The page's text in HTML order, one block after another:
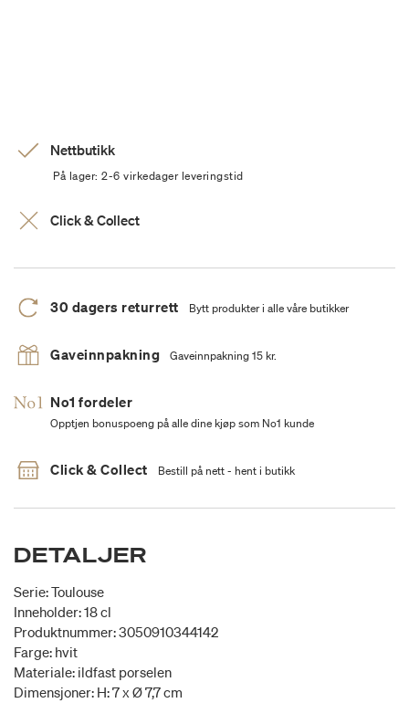
Nettbutikk
På lager: 2-6 virkedager leveringstid
Click & Collect
30 dagers returrett Bytt produkter i alle våre butikker
Gaveinnpakning Gaveinnpakning 15 kr.
No1 fordeler
Opptjen bonuspoeng på alle dine kjøp som No1 kunde
Click & Collect Bestill på nett - hent i butikk
DETALJER
Serie: Toulouse
Inneholder: 18 cl
Produktnummer: 3050910344142
Farge: hvit
Materiale: ildfast porselen
Dimensjoner: H: 7 x Ø 7,7 cm